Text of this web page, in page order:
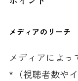
メディアのリーチ
メディアによっ
*（視聴者数や